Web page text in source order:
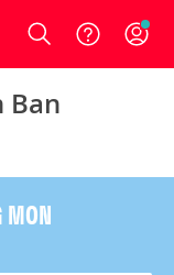
Login
Ban
MON